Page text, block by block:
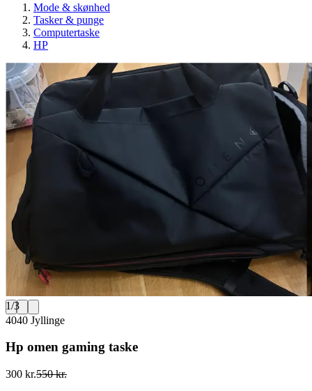
Mode & skønhed
Tasker & punge
Computertaske
HP
1/3
4040 Jyllinge
Hp omen gaming taske
300 kr.550 kr.